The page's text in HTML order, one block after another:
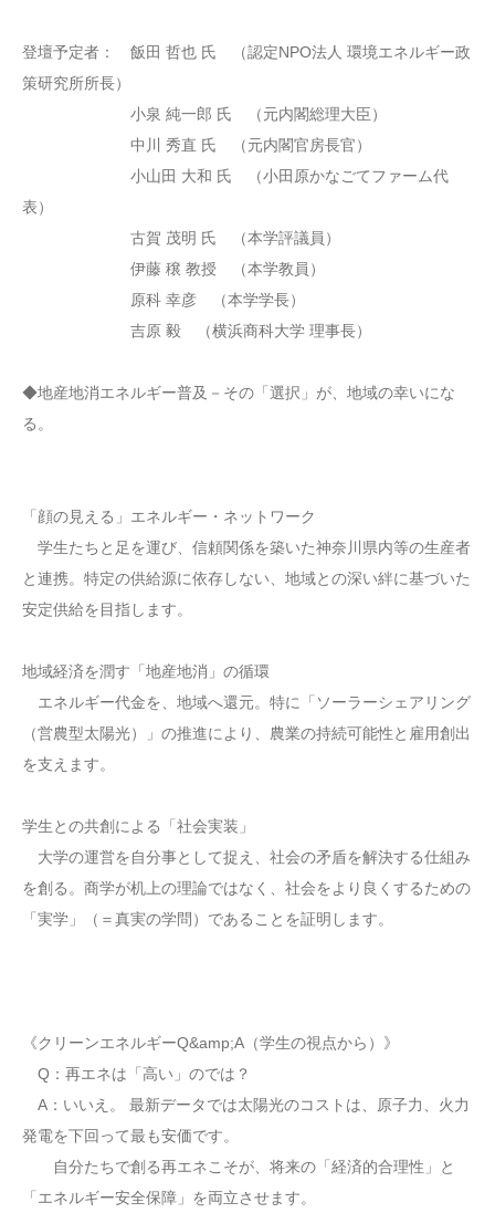
登壇予定者： 飯田 哲也 氏 （認定NPO法人 環境エネルギー政
策研究所所長）
小泉 純一郎 氏 （元内閣総理大臣）
中川 秀直 氏 （元内閣官房長官）
小山田 大和 氏 （小田原かなごてファーム代
表）
古賀 茂明 氏 （本学評議員）
伊藤 穣 教授 （本学教員）
原科 幸彦 （本学学長）
吉原 毅 （横浜商科大学 理事長）
◆地産地消エネルギー普及－その「選択」が、地域の幸いにな
る。
「顔の見える」エネルギー・ネットワーク
学生たちと足を運び、信頼関係を築いた神奈川県内等の生産者
と連携。特定の供給源に依存しない、地域との深い絆に基づいた
安定供給を目指します。
地域経済を潤す「地産地消」の循環
エネルギー代金を、地域へ還元。特に「ソーラーシェアリング
（営農型太陽光）」の推進により、農業の持続可能性と雇用創出
を支えます。
学生との共創による「社会実装」
大学の運営を自分事として捉え、社会の矛盾を解決する仕組み
を創る。商学が机上の理論ではなく、社会をより良くするための
「実学」（＝真実の学問）であることを証明します。
《クリーンエネルギーQ&amp;A（学生の視点から）》
Q：再エネは「高い」のでは？
A：いいえ。 最新データでは太陽光のコストは、原子力、火力
発電を下回って最も安価です。
自分たちで創る再エネこそが、将来の「経済的合理性」と
「エネルギー安全保障」を両立させます。